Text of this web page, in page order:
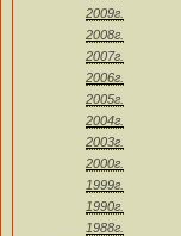
2009г.
2008г.
2007г.
2006г.
2005г.
2004г.
2003г.
2000г.
1999г.
1990г.
1988г.